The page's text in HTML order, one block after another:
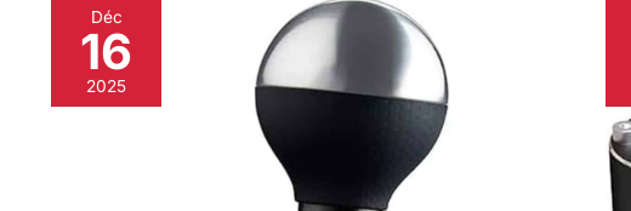
Déc
16
2025
Test
:
thrustmaster